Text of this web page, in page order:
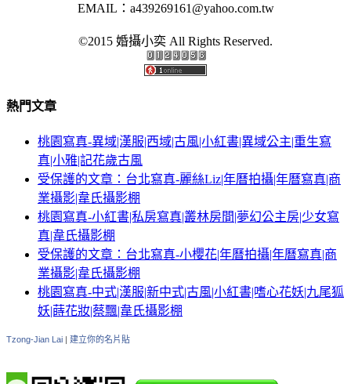
EMAIL： a439269161@yahoo.com.tw
©2015 婚攝小奕 All Rights Reserved.
熱門文章
桃園寫真-異域|漢服|西域|古風|小紅書|異域公主|重生寫
真|小雅|記花歲古風
受保護的文章：台北寫真-麗絲Liz|年曆拍攝|年曆寫真|商
業攝影|韋氏攝影棚
桃園寫真-小紅書|私房寫真|叢林房間|夢幻公主房|少女寫
真|韋氏攝影棚
受保護的文章：台北寫真-小櫻花|年曆拍攝|年曆寫真|商
業攝影|韋氏攝影棚
桃園寫真-中式|漢服|新中式|古風|小紅書|嗜心花妖|九尾狐
妖|蒔花妝|蔡飄|韋氏攝影棚
Tzong-Jian Lai 建立你的名片貼